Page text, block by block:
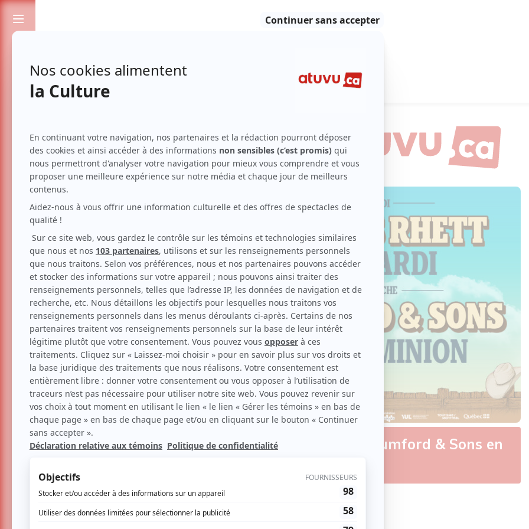
Passionnés de spectacles et de culture
LASSO Montréal 2026 : Thomas Rhett et Mumford & Sons en
Nouvelles Festival
Musique
Camille Dehaene | 8 décembre 2025 | Contenu original